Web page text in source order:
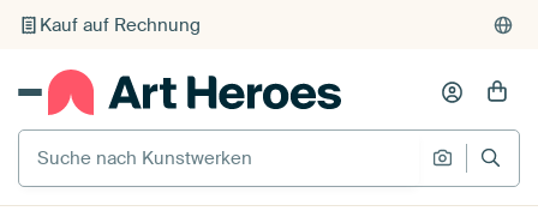
Kauf auf Rechnung
Individueller Druck auf Bestellung
Suche nach Kunstwerken
Suche